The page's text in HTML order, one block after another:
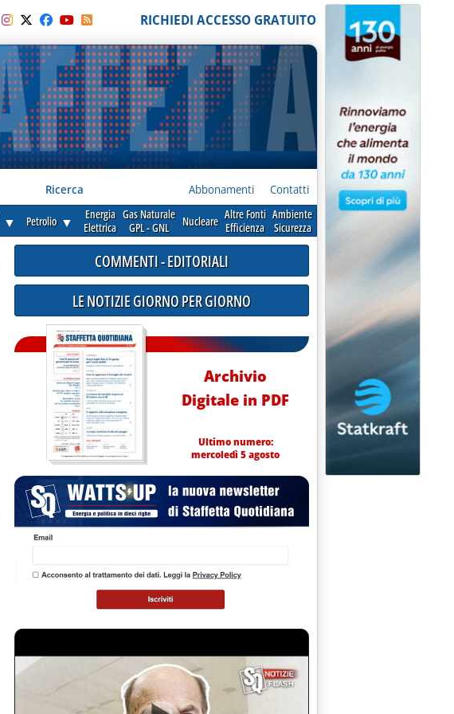
RICHIEDI ACCESSO GRATUITO
Ricerca Abbonamenti Contatti
▼ Petrolio ▼
Energia
Elettrica
Gas Naturale
GPL - GNL
Nucleare Altre Fonti
Efficienza
Ambiente
Sicurezza
COMMENTI - EDITORIALI
LE NOTIZIE GIORNO PER GIORNO
Archivio
Digitale in PDF
Ultimo numero:
mercoledì 5 agosto